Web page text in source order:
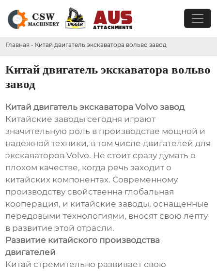
Главная - Китай двигатель экскаватора вольво завод
Китай двигатель экскаватора вольво
завод
Китай двигатель экскаватора Volvo завод
Китайские заводы сегодня играют
значительную роль в производстве мощной и
надежной техники, в том числе двигателей для
экскаваторов Volvo. Не стоит сразу думать о
плохом качестве, когда речь заходит о
китайских компонентах. Современному
производству свойственна глобальная
кооперация, и китайские заводы, оснащенные
передовыми технологиями, вносят свою лепту
в развитие этой отрасли.
Развитие китайского производства
двигателей
Китай стремительно развивает свою